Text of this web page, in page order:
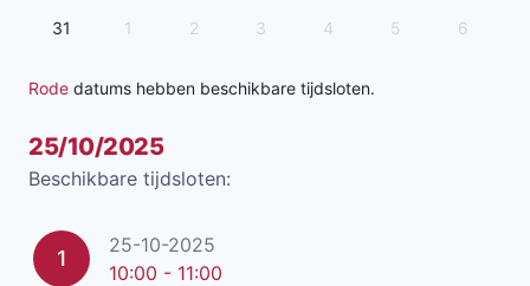
31 1 2 3 4 5 6
Rode datums hebben beschikbare tijdsloten.
25/10/2025
Beschikbare tijdsloten:
1
25-10-2025
10:00 - 11:00